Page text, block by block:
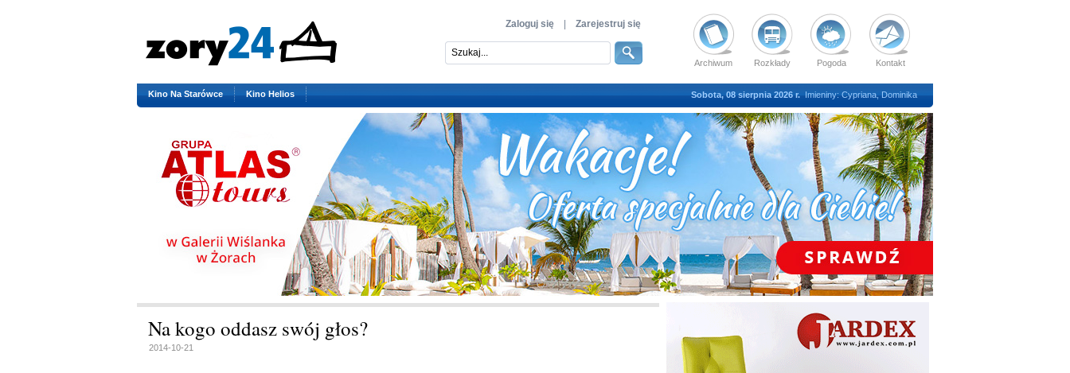
Archiwum Rozkłady Pogoda Kontakt
Zaloguj się Zarejestruj się
Kino Na Starówce Kino Helios Sobota, 08 sierpnia 2026 r. Imieniny: Cypriana, Dominika
Na kogo oddasz swój głos?
2014-10-21